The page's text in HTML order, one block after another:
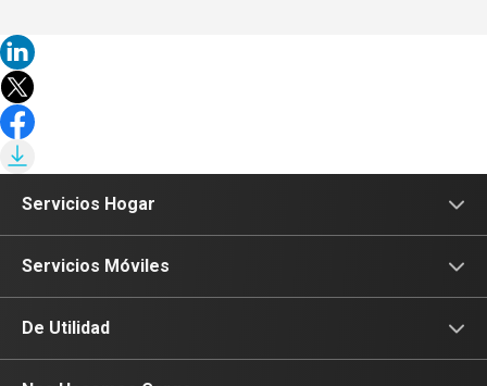
Servicios Hogar
Internet
Fibra Óptica
Servicios Móviles
Prepago
De Utilidad